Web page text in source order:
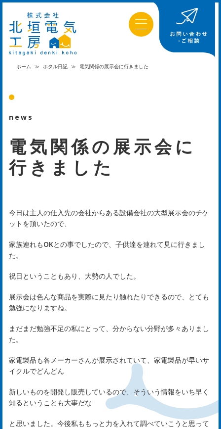
ホーム ≫ ホタル日記 ≫ 電気関係の展示会に行きました
news
電気関係の展示会に
行きました
今日は主人の仕入先の会社からある設備会社の大型展示会のチケ
ットを頂いたので、
家族連れもOKとの事でしたので、子供達を連れて見に行きまし
た。
祝日ということもあり、大勢の人でした。
展示会は色んな商品を実際に見たり触れたりできるので、とても
勉強になりますね。
まだまだ勉強不足の私にとって、分からない分野が多々ありまし
た。
家電製品も各メーカーさんが展示されていて、家電製品が早いサ
イクルでどんどん
新しいものを開発し販売しているので、そういう情報をいち早く
知るということも大事だな
と思いました。今後私ももっと力を入れて調べていこうと思って